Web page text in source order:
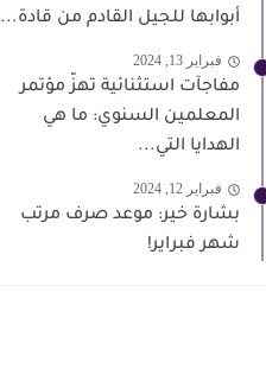
أبوابها للجيل القادم من قادة...
فبراير 13, 2024
مفاجآت استثنائية تهزّ مؤتمر
المعلمين السنوي: ما هي
الهدايا التي...
فبراير 12, 2024
بشارة خير: موعد صرف مرتب
شهر فبراير!